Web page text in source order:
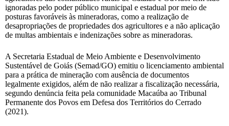
ignoradas pelo poder público municipal e estadual por meio de
posturas favoráveis às mineradoras, como a realização de
desapropriações de propriedades dos agricultores e a não aplicação
de multas ambientais e indenizações sobre as mineradoras.
A Secretaria Estadual de Meio Ambiente e Desenvolvimento
Sustentável de Goiás (Semad/GO) emitiu o licenciamento ambiental
para a prática de mineração com ausência de documentos
legalmente exigidos, além de não realizar a fiscalização necessária,
segundo denúncia feita pela comunidade Macaúba ao Tribunal
Permanente dos Povos em Defesa dos Territórios do Cerrado
(2021).